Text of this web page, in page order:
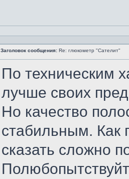
Заголовок сообщения: Re: глюкометр "Сателит"
По техническим
лучше своих
Но качество
стабильным. Как
сказать сложно